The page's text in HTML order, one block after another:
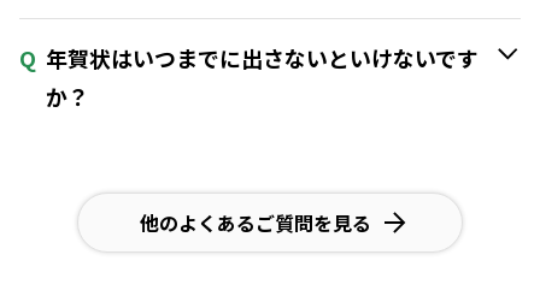
Q 年賀状はいつまでに出さないといけないです
か？
他のよくあるご質問を見る